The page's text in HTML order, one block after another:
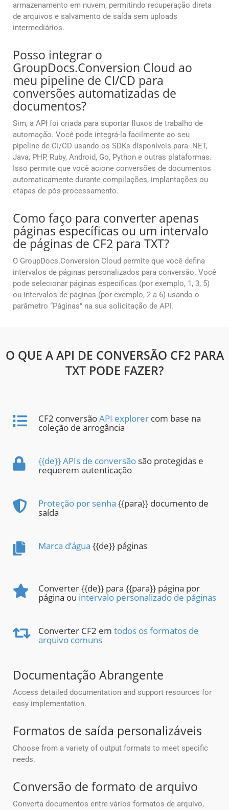
armazenamento em nuvem, permitindo recuperação direta
de arquivos e salvamento de saída sem uploads
intermediários.
Posso integrar o
GroupDocs.Conversion Cloud ao
meu pipeline de CI/CD para
conversões automatizadas de
documentos?
Sim, a API foi criada para suportar fluxos de trabalho de
automação. Você pode integrá-la facilmente ao seu
pipeline de CI/CD usando os SDKs disponíveis para .NET,
Java, PHP, Ruby, Android, Go, Python e outras plataformas.
Isso permite que você acione conversões de documentos
automaticamente durante compilações, implantações ou
etapas de pós-processamento.
Como faço para converter apenas
páginas específicas ou um intervalo
de páginas de CF2 para TXT?
O GroupDocs.Conversion Cloud permite que você defina
intervalos de páginas personalizados para conversão. Você
pode selecionar páginas específicas (por exemplo, 1, 3, 5)
ou intervalos de páginas (por exemplo, 2 a 6) usando o
parâmetro “Páginas” na sua solicitação de API.
O QUE A API DE CONVERSÃO CF2 PARA
TXT PODE FAZER?
CF2 conversãoAPI explorer com base na
coleção de arrogância
{{de}} APIs de conversão são protegidas e
requerem autenticação
Proteção por senha {{para}} documento de
saída
Marca d’água {{de}} páginas
Converter {{de}} para {{para}} página por
página ou intervalo personalizado de páginas
Converter CF2 em todos os formatos de
arquivo comuns
Documentação Abrangente
Access detailed documentation and support resources for
easy implementation.
Formatos de saída personalizáveis
Choose from a variety of output formats to meet specific
needs.
Conversão de formato de arquivo
Converta documentos entre vários formatos de arquivo,